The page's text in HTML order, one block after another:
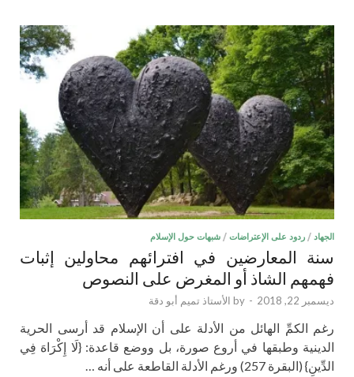
الجهاد / ردود على الإعتراضات / شبهات حول الإسلام
سنة المعارضين في افترائهم محاولين إثبات
فهمهم الشاذ أو المغرض على النصوص
ديسمبر 22, 2018 -
by الأستاذ تميم أبو دقة
رغم الكمِّ الهائل من الأدلة على أن الإسلام قد أرسى الحرية
الدينية وطبقها في أروع صورة، بل ووضع قاعدة: {لَا إِكْرَاهَ فِي
الدِّينِ} (البقرة 257) ورغم الأدلة القاطعة على أنه …